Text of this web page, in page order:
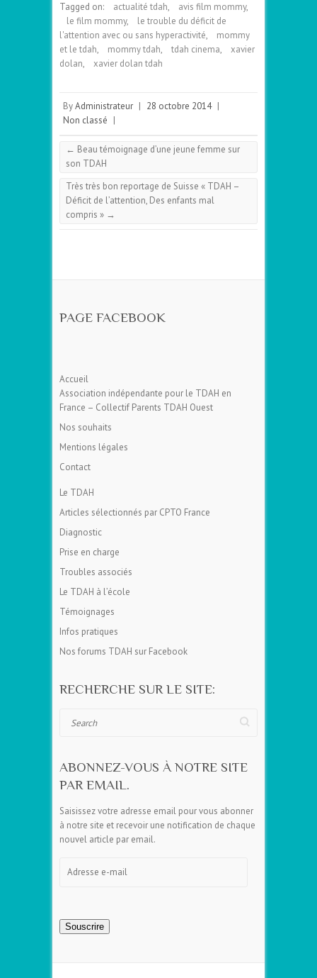
Tagged on: actualité tdah, avis film mommy,
le film mommy,
le trouble du déficit de
l'attention avec ou sans hyperactivité,
mommy
et le tdah, mommy tdah, tdah cinema,
xavier
dolan, xavier dolan tdah
ByAdministrateur | 28 octobre 2014 |
Non classé |
← Beau témoignage d’une jeune femme sur
son TDAH
Très très bon reportage de Suisse « TDAH –
Déficit de l’attention, Des enfants mal
compris » →
PAGE FACEBOOK
Accueil
Association indépendante pour le TDAH en
France – Collectif Parents TDAH Ouest
Nos souhaits
Mentions légales
Contact
Le TDAH
Articles sélectionnés par CPTO France
Diagnostic
Prise en charge
Troubles associés
Le TDAH à l’école
Témoignages
Infos pratiques
Nos forums TDAH sur Facebook
RECHERCHE SUR LE SITE:
ABONNEZ-VOUS À NOTRE SITE
PAR EMAIL.
Saisissez votre adresse email pour vous abonner
à notre site et recevoir une notification de chaque
nouvel article par email.
Souscrire